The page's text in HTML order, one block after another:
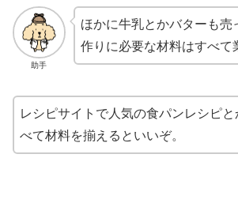
助手
ほかに牛乳とかバターも売
作りに必要な材料はすべて
レシピサイトで人気の食パンレシピと
べて材料を揃えるといいぞ。